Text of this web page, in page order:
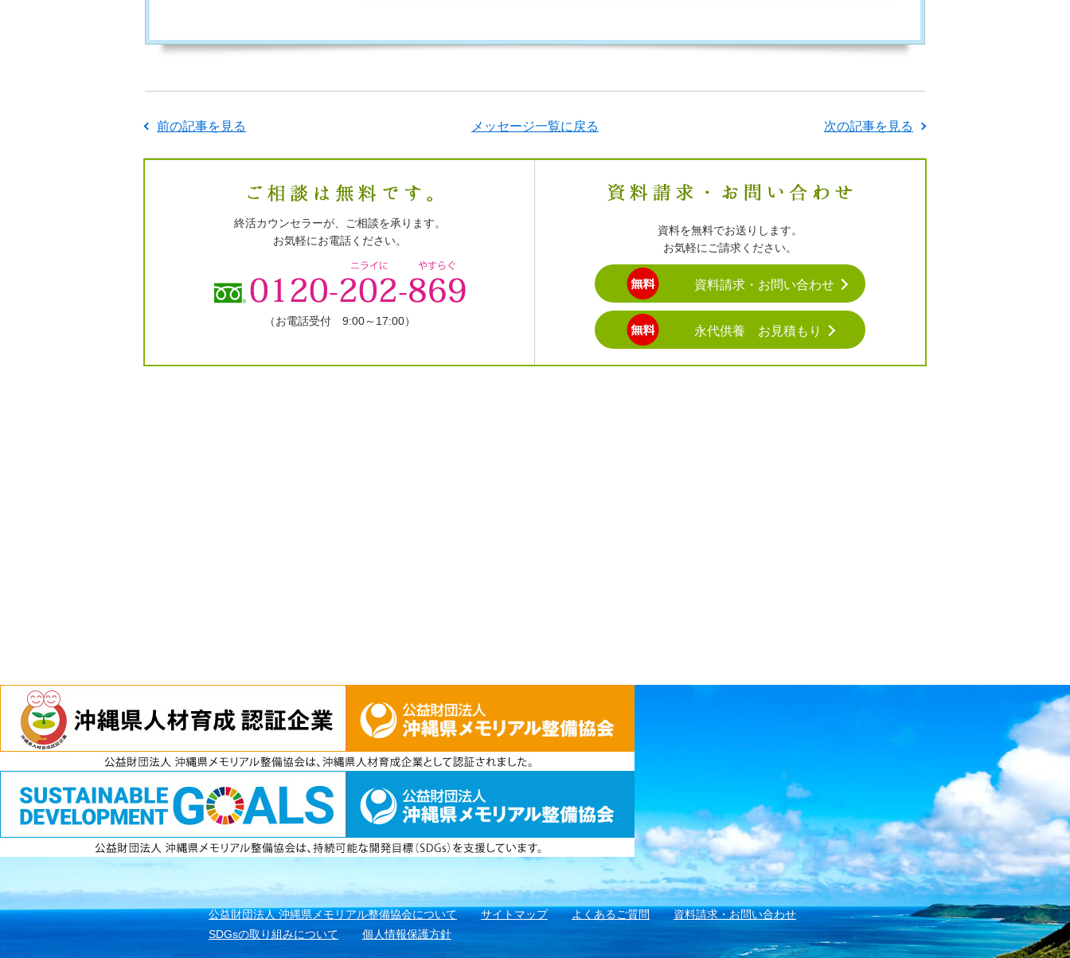
前の記事を見る メッセージ一覧に戻る 次の記事を見る
終活カウンセラーが、ご相談を承ります。
お気軽にお電話ください。
（お電話受付 9:00～17:00）
資料を無料でお送りします。
お気軽にご請求ください。
資料請求・お問い合わせ
永代供養 お見積もり
公益財団法人 沖縄県メモリアル整備協会について サイトマップ よくあるご質問
資料請求・お問い合わせ
SDGsの取り組みについて
個人情報保護方針
電話
資料請求
無料見積もり